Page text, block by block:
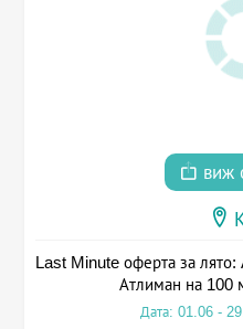
виж
Last Minute оферта за
Атлиман на 100
Дата: 01.06 -